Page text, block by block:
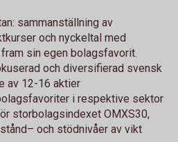
sammanställning av
och nyckeltal med
sin egen bolagsfavorit.
och diversifierad svensk
av 12-16 aktier
i respektive sektor
storbolagsindexet OMXS30,
och stödnivåer av vikt